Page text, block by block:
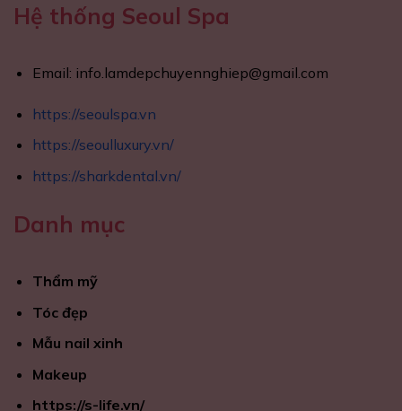
Hệ thống Seoul Spa
Email: info.lamdepchuyennghiep@gmail.com
https://seoulspa.vn
https://seoulluxury.vn/
https://sharkdental.vn/
Danh mục
Thẩm mỹ
Tóc đẹp
Mẫu nail xinh
Makeup
https://s-life.vn/